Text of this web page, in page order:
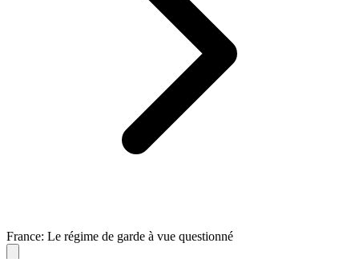
France: Le régime de garde à vue questionné